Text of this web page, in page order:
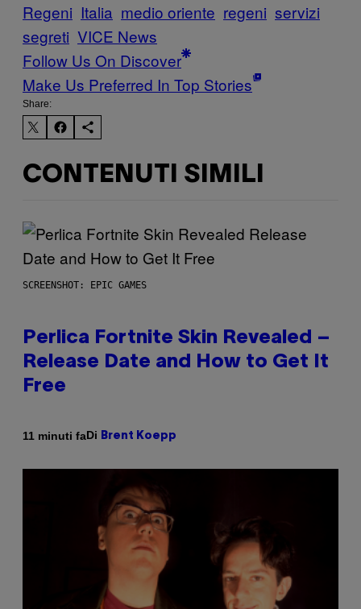
Regeni Italia medio oriente regeni servizi
segreti VICE News
Follow Us On Discover
Make Us Preferred In Top Stories
Share:
CONTENUTI SIMILI
SCREENSHOT: EPIC GAMES
Perlica Fortnite Skin Revealed –
Release Date and How to Get It
Free
11 minuti faDi Brent Koepp